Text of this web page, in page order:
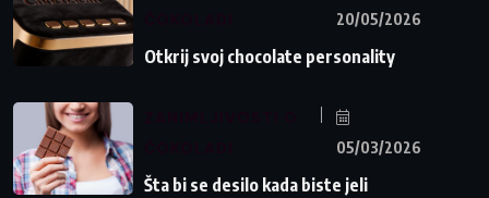
20/05/2026
Otkrij svoj chocolate personality
05/03/2026
Šta bi se desilo kada biste jeli